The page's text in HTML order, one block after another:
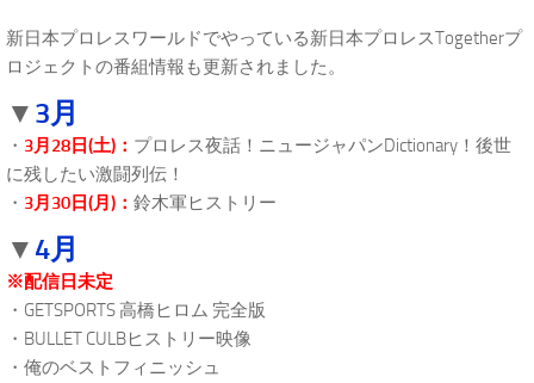
新日本プロレスワールドでやっている新日本プロレスTogetherプ
ロジェクトの番組情報も更新されました。
▼ 3月
・ 3月28日(土)： プロレス夜話！ニュージャパンDictionary！後世
に残したい激闘列伝！
・ 3月30日(月)： 鈴木軍ヒストリー
▼ 4月
※配信日未定
・GETSPORTS 高橋ヒロム 完全版
・BULLET CULBヒストリー映像
・俺のベストフィニッシュ